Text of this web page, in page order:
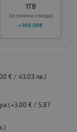
1TB
За снимки и видеа
+169.00€
€ / 43.03 лв.)
(+3.00 € / 5.87
)